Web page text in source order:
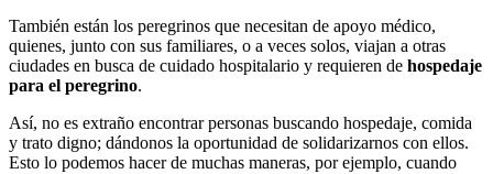
También están los peregrinos que necesitan de apoyo médico,
quienes, junto con sus familiares, o a veces solos, viajan a otras
ciudades en busca de cuidado hospitalario y requieren de hospedaje
para el peregrino.
Así, no es extraño encontrar personas buscando hospedaje, comida
y trato digno; dándonos la oportunidad de solidarizarnos con ellos.
Esto lo podemos hacer de muchas maneras, por ejemplo, cuando